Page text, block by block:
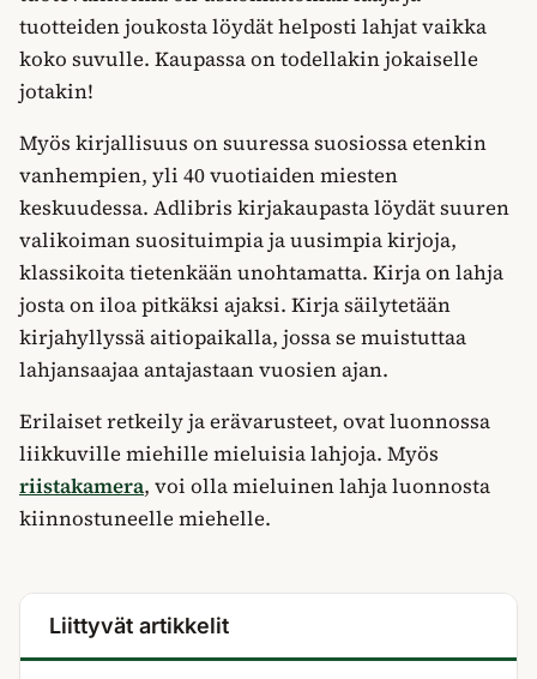
tuotteiden joukosta löydät helposti lahjat vaikka
koko suvulle. Kaupassa on todellakin jokaiselle
jotakin!
Myös kirjallisuus on suuressa suosiossa etenkin
vanhempien, yli 40 vuotiaiden miesten
keskuudessa. Adlibris kirjakaupasta löydät suuren
valikoiman suosituimpia ja uusimpia kirjoja,
klassikoita tietenkään unohtamatta. Kirja on lahja
josta on iloa pitkäksi ajaksi. Kirja säilytetään
kirjahyllyssä aitiopaikalla, jossa se muistuttaa
lahjansaajaa antajastaan vuosien ajan.
Erilaiset retkeily ja erävarusteet, ovat luonnossa
liikkuville miehille mieluisia lahjoja. Myös
riistakamera, voi olla mieluinen lahja luonnosta
kiinnostuneelle miehelle.
Liittyvät artikkelit